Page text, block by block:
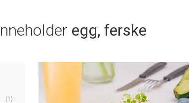
egg, ferske
(1)